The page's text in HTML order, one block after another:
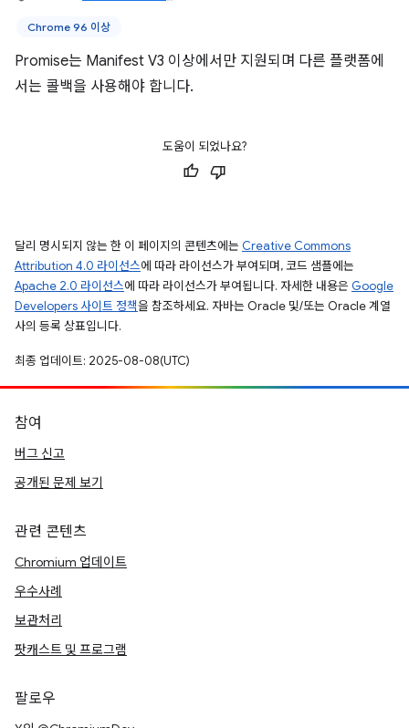
Chrome 96 이상
Promise는 Manifest V3 이상에서만 지원되며 다른 플랫폼에
서는 콜백을 사용해야 합니다.
도움이 되었나요?
달리 명시되지 않는 한 이 페이지의 콘텐츠에는 Creative Commons
Attribution 4.0 라이선스에 따라 라이선스가 부여되며, 코드 샘플에는
Apache 2.0 라이선스에 따라 라이선스가 부여됩니다. 자세한 내용은 Google
Developers 사이트 정책을 참조하세요. 자바는 Oracle 및/또는 Oracle 계열
사의 등록 상표입니다.
최종 업데이트: 2025-08-08(UTC)
참여
버그 신고
공개된 문제 보기
관련 콘텐츠
Chromium 업데이트
우수사례
보관처리
팟캐스트 및 프로그램
팔로우